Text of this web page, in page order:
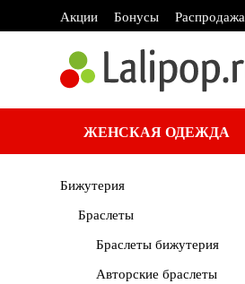
Акции Бонусы Распродажа
ЖЕНСКАЯ ОДЕЖДА
Бижутерия
Браслеты
Браслеты бижутерия
Авторские браслеты